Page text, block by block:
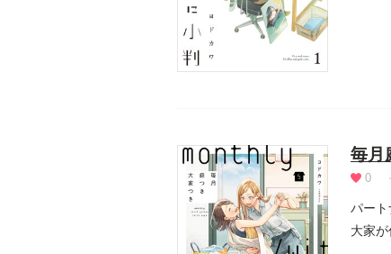
毎月
0
パー
大家